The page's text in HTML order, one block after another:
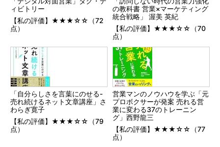
ィビトリー
【私の評価】★★★☆☆（72
点）
の教科書 営業×マーケティング
統合戦略」 渥美 英紀
【私の評価】★★★☆☆（70
点）
「自分らしさを言葉にのせる-
売れ続けるネット文章講座」さ
わらぎ寛子
【私の評価】★★★☆☆（79
点）
営業マンのノウハウを学ぶ「元
プロボクサーが発案 売れる営
業に変わる37のトレーニン
グ」西野龍三
【私の評価】★★★☆☆（77
点）